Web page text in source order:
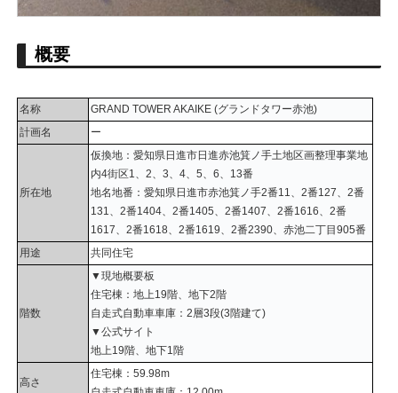
概要
名称
GRAND TOWER AKAIKE (グランドタワー赤池)
計画名
ー
所在地
仮換地：愛知県日進市日進赤池箕ノ手土地区画整理事業地
内4街区1、2、3、4、5、6、13番
地名地番：愛知県日進市赤池箕ノ手2番11、2番127、2番
131、2番1404、2番1405、2番1407、2番1616、2番
1617、2番1618、2番1619、2番2390、赤池二丁目905番
用途
共同住宅
階数
▼現地概要板
住宅棟：地上19階、地下2階
自走式自動車車庫：2層3段(3階建て)
▼公式サイト
地上19階、地下1階
高さ
住宅棟：59.98m